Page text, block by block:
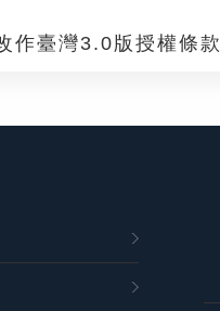
作臺灣3.0版授權條款